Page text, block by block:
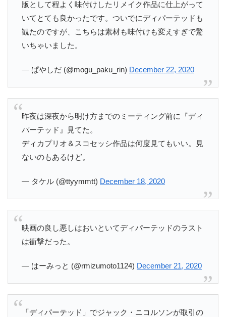
版として程よく味付けしたリメイク作品に仕上がって
いてとても良かったです。ついでにディパーテッドも
観たのですが、こちらは素材も味付けも変えすぎで驚
いちゃいました。
— ぱやしだ (@mogu_paku_rin) December 22, 2020
昨夜は深夜から明け方までのミーティング前に『ディ
パーテッド』見てた。
ディカプリオ＆スコセッシ作品は何度見てもいい。見
ないのもあるけど。
— タケル (@ttyymmtt) December 18, 2020
映画の良し悪しはおいといてディパーテッドのラスト
は衝撃だった。
— はーみっと (@rmizumoto1124) December 21, 2020
「ディパーテッド」でジャック・ニコルソンが取引の